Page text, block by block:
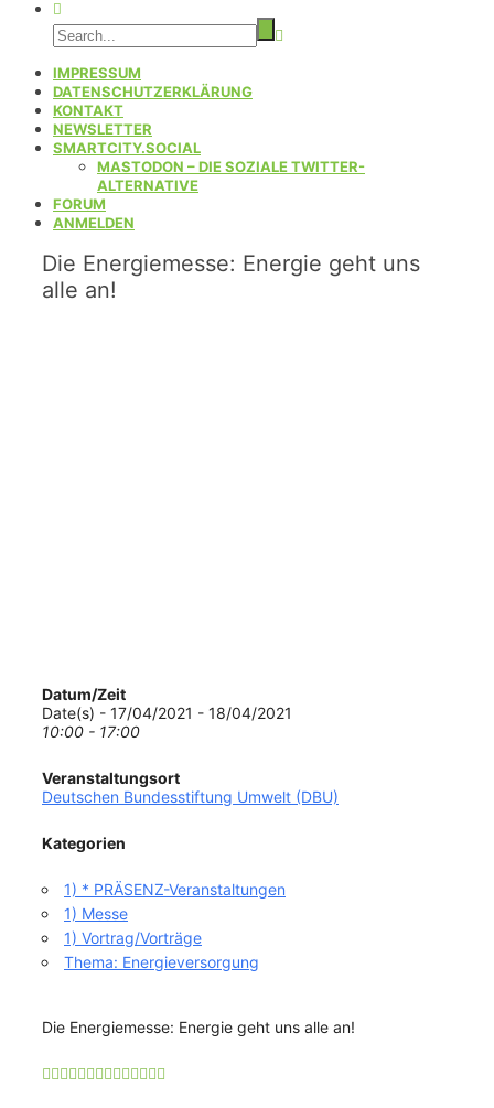
IMPRESSUM
DATENSCHUTZERKLÄRUNG
KONTAKT
NEWSLETTER
SMARTCITY.SOCIAL
MASTODON – DIE SOZIALE TWITTER-
ALTERNATIVE
FORUM
ANMELDEN
Die Energiemesse: Energie geht uns
alle an!
Datum/Zeit
Date(s) - 17/04/2021 - 18/04/2021
10:00 - 17:00
Veranstaltungsort
Deutschen Bundesstiftung Umwelt (DBU)
Kategorien
1) * PRÄSENZ-Veranstaltungen
1) Messe
1) Vortrag/Vorträge
Thema: Energieversorgung
Die Energiemesse: Energie geht uns alle an!